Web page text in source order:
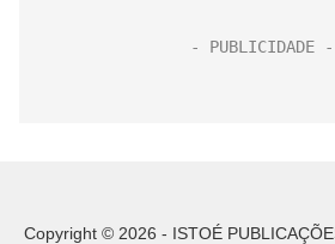
Copyright © 2026 - ISTOÉ